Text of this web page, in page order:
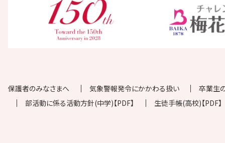
保護者のみなさまへ 気象警報発令にかかわる扱い
卒業生
部活動に係る活動方針(中学)【PDF】
生徒手帳(高校)【PDF】